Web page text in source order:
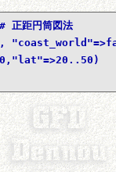
円筒図法